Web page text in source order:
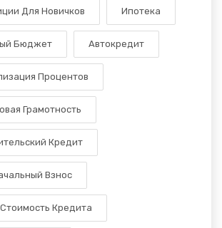
Для Новичков Ипотека
Бюджет Автокредит
Процентов
Грамотность
Кредит
Взнос
Кредита